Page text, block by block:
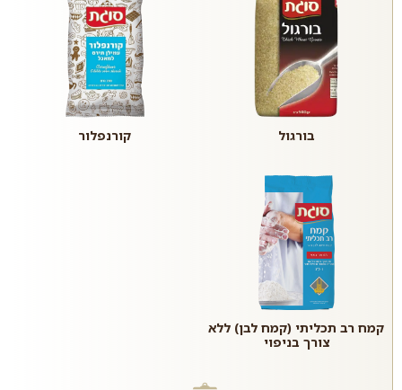
בורגול קורנפלור
קמח רב תכליתי (קמח לבן) ללא
צורך בניפוי